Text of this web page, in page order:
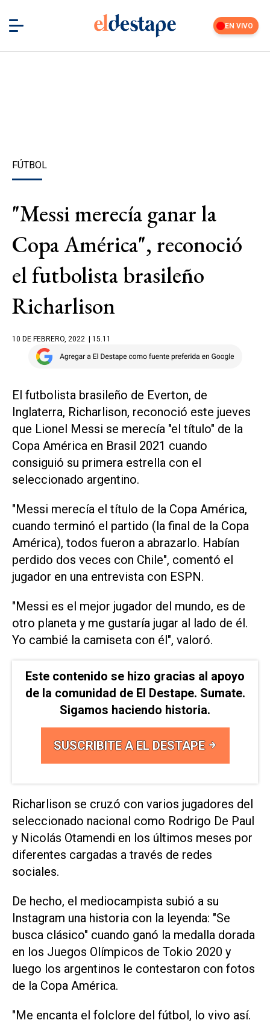
EN VIVO
FÚTBOL
"Messi merecía ganar la
Copa América", reconoció
el futbolista brasileño
Richarlison
10 DE FEBRERO, 2022 | 15.11
El futbolista brasileño de Everton, de
Inglaterra, Richarlison, reconoció este jueves
que Lionel Messi se merecía "el título" de la
Copa América en Brasil 2021 cuando
consiguió su primera estrella con el
seleccionado argentino.
"Messi merecía el título de la Copa América,
cuando terminó el partido (la final de la Copa
América), todos fueron a abrazarlo. Habían
perdido dos veces con Chile", comentó el
jugador en una entrevista con ESPN.
"Messi es el mejor jugador del mundo, es de
otro planeta y me gustaría jugar al lado de él.
Yo cambié la camiseta con él", valoró.
Este contenido se hizo gracias al apoyo
de la comunidad de El Destape. Sumate.
Sigamos haciendo historia.
SUSCRIBITE A EL DESTAPE
Richarlison se cruzó con varios jugadores del
seleccionado nacional como Rodrigo De Paul
y Nicolás Otamendi en los últimos meses por
diferentes cargadas a través de redes
sociales.
De hecho, el mediocampista subió a su
Instagram una historia con la leyenda: "Se
busca clásico" cuando ganó la medalla dorada
en los Juegos Olímpicos de Tokio 2020 y
luego los argentinos le contestaron con fotos
de la Copa América.
"Me encanta el folclore del fútbol, lo vivo así.